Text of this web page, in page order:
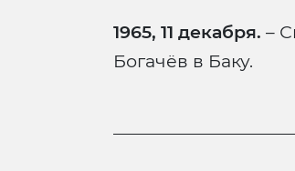
1965, 11 декабря. –
Богачёв в Баку.